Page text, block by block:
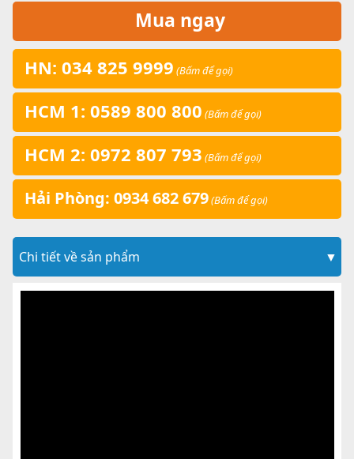
Mua ngay
HN: 034 825 9999 (Bấm để gọi)
HCM 1: 0589 800 800 (Bấm để gọi)
HCM 2: 0972 807 793 (Bấm để gọi)
Hải Phòng: 0934 682 679(Bấm để gọi)
Chi tiết về sản phẩm ▼